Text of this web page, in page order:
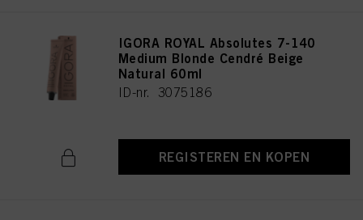
IGORA ROYAL Absolutes 7-140
Medium Blonde Cendré Beige
Natural 60ml
ID-nr. 3075186
REGISTEREN EN KOPEN